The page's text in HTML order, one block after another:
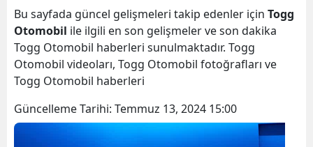
Artvin
Aydın
Balıkesir
Bingöl
Bu sayfada güncel gelişmeleri takip edenler için Togg
Otomobil ile ilgili en son gelişmeler ve son dakika
Togg Otomobil haberleri sunulmaktadır. Togg
Otomobil videoları, Togg Otomobil fotoğrafları ve
Togg Otomobil haberleri
Güncelleme Tarihi: Temmuz 13, 2024 15:00